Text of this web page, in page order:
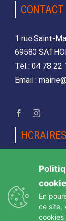
CONTACT
1 rue Saint-
69580
Tèl : 04 78 22
Email :
HORAIRES
Lundi,
de 08h30 à
Mercredi et
de 08h30
En
ce site,
cookies